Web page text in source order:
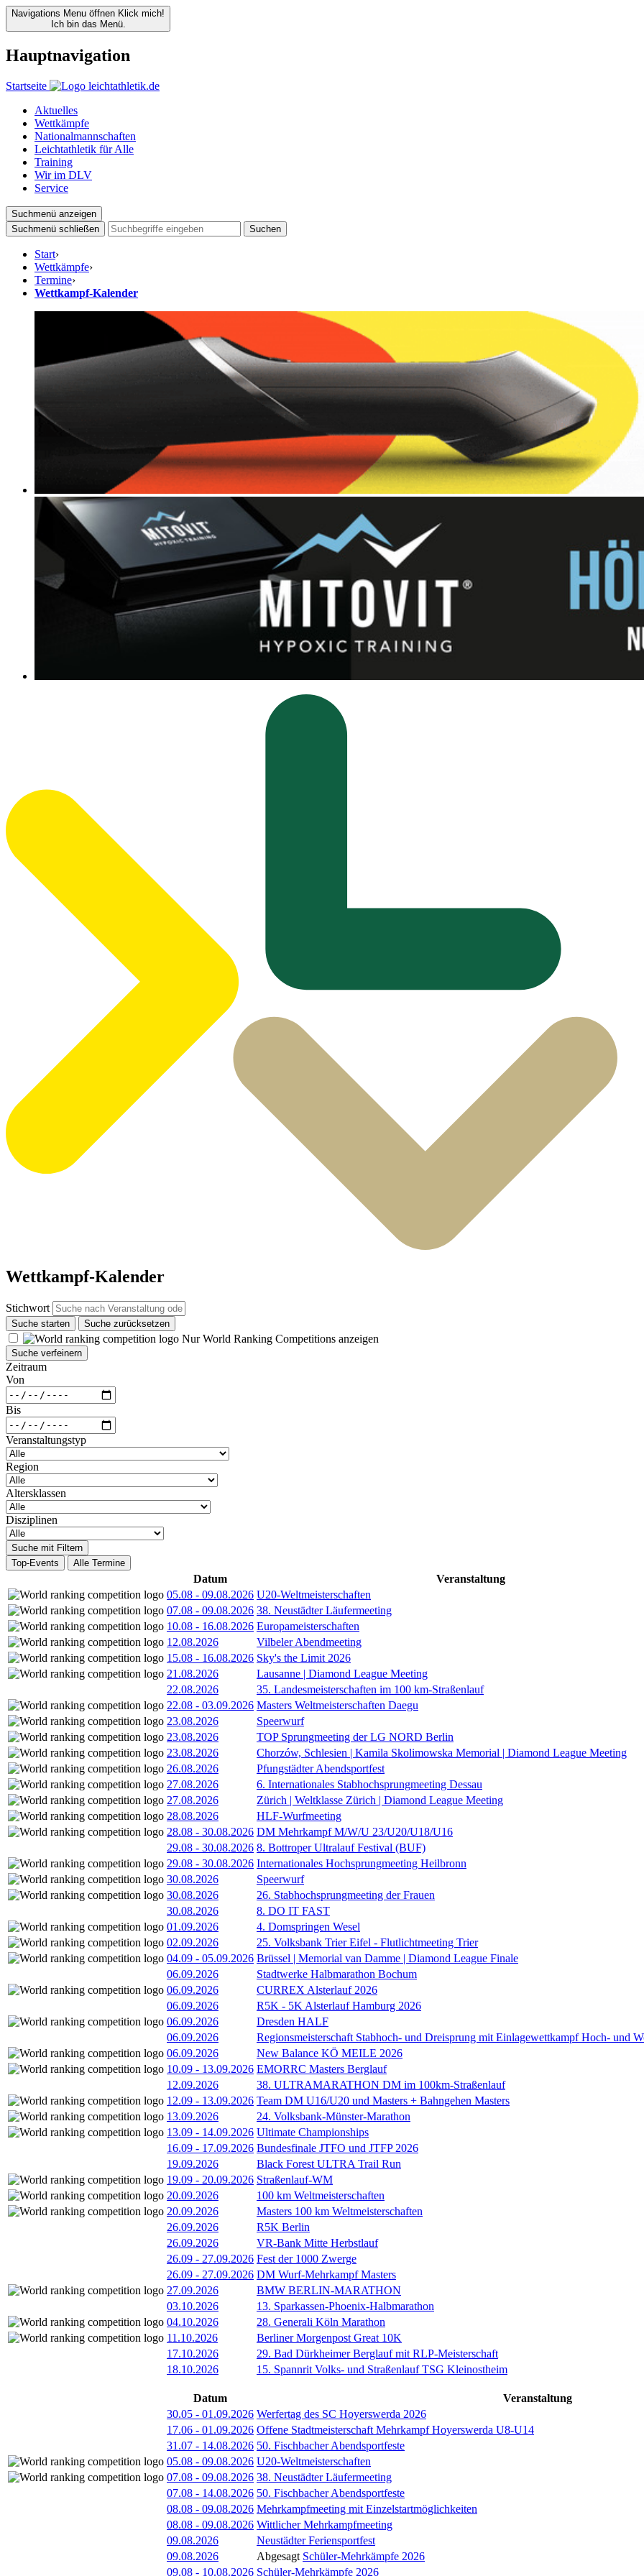
Navigations Menu öffnen Klick mich!
Ich bin das Menü.
Hauptnavigation
Startseite
Aktuelles
Wettkämpfe
Nationalmannschaften
Leichtathletik für Alle
Training
Wir im DLV
Service
Suchmenü anzeigen
Suchmenü schließen
Suchen
Start›
Wettkämpfe›
Termine›
Wettkampf-Kalender
Wettkampf-Kalender
Stichwort
Suche starten Suche zurücksetzen
Nur World Ranking Competitions anzeigen
Suche verfeinern
Zeitraum
Von
Bis
Veranstaltungstyp
Region
Altersklassen
Disziplinen
Suche mit Filtern
Top-Events
Alle Termine
Datum Veranstaltung
05.08 - 09.08.2026 U20-Weltmeisterschaften
07.08 - 09.08.2026 38. Neustädter Läufermeeting
10.08 - 16.08.2026 Europameisterschaften
12.08.2026
Vilbeler Abendmeeting
15.08 - 16.08.2026 Sky's the Limit 2026
21.08.2026
Lausanne | Diamond League Meeting
22.08.2026
35. Landesmeisterschaften im 100 km-Straßenlauf
22.08 - 03.09.2026 Masters Weltmeisterschaften Daegu
23.08.2026
Speerwurf
23.08.2026
TOP Sprungmeeting der LG NORD Berlin
23.08.2026
Chorzów, Schlesien | Kamila Skolimowska Memorial | Diamond League Meeting
26.08.2026
Pfungstädter Abendsportfest
27.08.2026
6. Internationales Stabhochsprungmeeting Dessau
27.08.2026
Zürich | Weltklasse Zürich | Diamond League Meeting
28.08.2026
HLF-Wurfmeeting
28.08 - 30.08.2026 DM Mehrkampf M/W/U 23/U20/U18/U16
29.08 - 30.08.2026 8. Bottroper Ultralauf Festival (BUF)
29.08 - 30.08.2026 Internationales Hochsprungmeeting Heilbronn
30.08.2026
Speerwurf
30.08.2026
26. Stabhochsprungmeeting der Frauen
30.08.2026
8. DO IT FAST
01.09.2026
4. Domspringen Wesel
02.09.2026
25. Volksbank Trier Eifel - Flutlichtmeeting Trier
04.09 - 05.09.2026 Brüssel | Memorial van Damme | Diamond League Finale
06.09.2026
Stadtwerke Halbmarathon Bochum
06.09.2026
CURREX Alsterlauf 2026
06.09.2026
R5K - 5K Alsterlauf Hamburg 2026
06.09.2026
Dresden HALF
06.09.2026
Regionsmeisterschaft Stabhoch- und Dreisprung mit Einlagewettkampf Hoch- und
06.09.2026
New Balance KÖ MEILE 2026
10.09 - 13.09.2026 EMORRC Masters Berglauf
12.09.2026
38. ULTRAMARATHON DM im 100km-Straßenlauf
12.09 - 13.09.2026 Team DM U16/U20 und Masters + Bahngehen Masters
13.09.2026
24. Volksbank-Münster-Marathon
13.09 - 14.09.2026 Ultimate Championships
16.09 - 17.09.2026 Bundesfinale JTFO und JTFP 2026
19.09.2026
Black Forest ULTRA Trail Run
19.09 - 20.09.2026 Straßenlauf-WM
20.09.2026
100 km Weltmeisterschaften
20.09.2026
Masters 100 km Weltmeisterschaften
26.09.2026
R5K Berlin
26.09.2026
VR-Bank Mitte Herbstlauf
26.09 - 27.09.2026 Fest der 1000 Zwerge
26.09 - 27.09.2026 DM Wurf-Mehrkampf Masters
27.09.2026
BMW BERLIN-MARATHON
03.10.2026
13. Sparkassen-Phoenix-Halbmarathon
04.10.2026
28. Generali Köln Marathon
11.10.2026
Berliner Morgenpost Great 10K
17.10.2026
29. Bad Dürkheimer Berglauf mit RLP-Meisterschaft
18.10.2026
15. Spannrit Volks- und Straßenlauf TSG Kleinostheim
Datum Veranstaltung
30.05 - 01.09.2026 Werfertag des SC Hoyerswerda 2026
17.06 - 01.09.2026 Offene Stadtmeisterschaft Mehrkampf Hoyerswerda U8-U14
31.07 - 14.08.2026 50. Fischbacher Abendsportfeste
05.08 - 09.08.2026 U20-Weltmeisterschaften
07.08 - 09.08.2026 38. Neustädter Läufermeeting
07.08 - 14.08.2026 50. Fischbacher Abendsportfeste
08.08 - 09.08.2026 Mehrkampfmeeting mit Einzelstartmöglichkeiten
08.08 - 09.08.2026 Wittlicher Mehrkampfmeeting
09.08.2026
Neustädter Feriensportfest
09.08.2026
Abgesagt Schüler-Mehrkämpfe 2026
09.08 - 10.08.2026 Schüler-Mehrkämpfe 2026